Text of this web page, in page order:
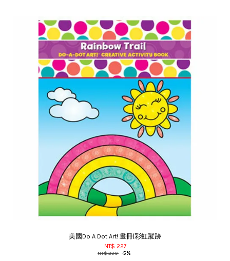
美國Do A Dot Art! 畫冊|彩虹蹤跡
NT$ 227
NT$ 239 -5%